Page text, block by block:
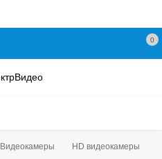
0
Видеокамеры HD видеокамеры